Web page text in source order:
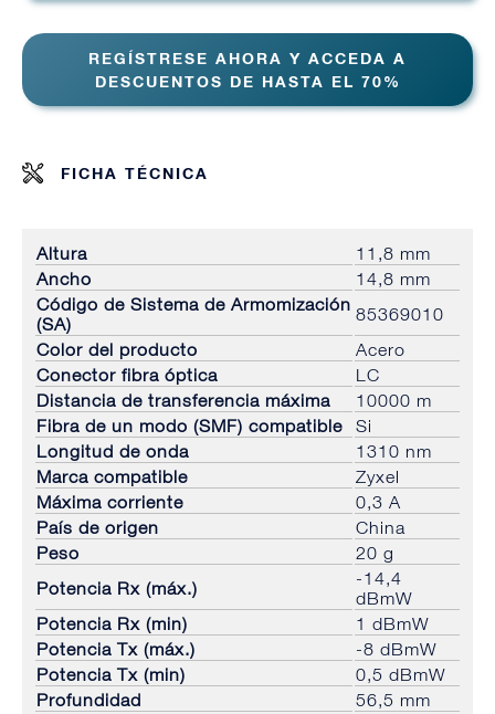
REGÍSTRESE AHORA Y ACCEDA A
DESCUENTOS DE HASTA EL 70%
FICHA TÉCNICA
Altura
11,8 mm
Ancho
14,8 mm
Código de Sistema de Armomización
(SA)
85369010
Color del producto
Acero
Conector fibra óptica
LC
Distancia de transferencia máxima
10000 m
Fibra de un modo (SMF) compatible
Si
Longitud de onda
1310 nm
Marca compatible
Zyxel
Máxima corriente
0,3 A
País de origen
China
Peso
20 g
Potencia Rx (máx.)
-14,4
dBmW
Potencia Rx (min)
1 dBmW
Potencia Tx (máx.)
-8 dBmW
Potencia Tx (min)
0,5 dBmW
Profundidad
56,5 mm